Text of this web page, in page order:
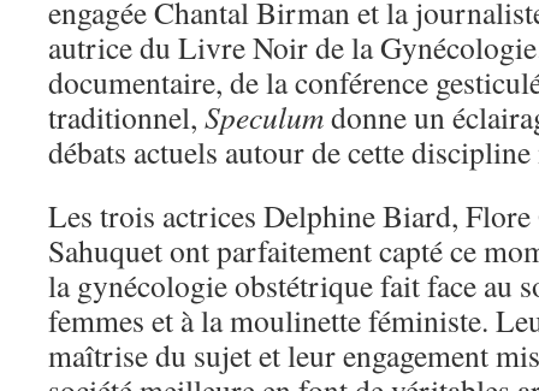
engagée Chantal Birman et la
autrice du Livre Noir de la
documentaire, de la conférence
traditionnel, Speculumdonne un
débats actuels autour de cette
Les trois actrices Delphine Biard,
Sahuquet ont parfaitement capté ce
la gynécologie obstétrique fait face au
femmes et à la moulinette féministe.
maîtrise du sujet et leur engagement